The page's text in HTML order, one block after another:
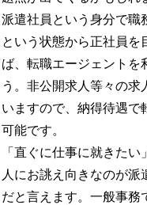
派遣社員という身分で職
という状態から正社員を
ば、転職エージェントを
う。非公開求人等々の求
いますので、納得待遇で
可能です。
「直ぐに仕事に就きたい
人にお誂え向きなのが派
だと言えます。一般事務